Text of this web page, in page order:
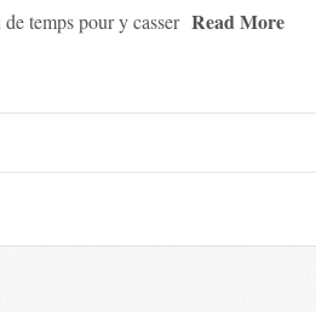
temps pour y casser Read More